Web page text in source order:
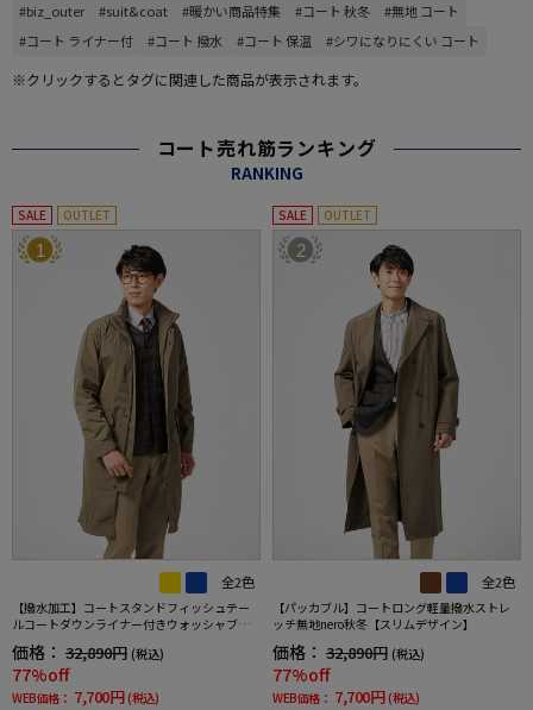
#biz_outer #suit&coat #暖かい商品特集 #コート 秋冬
#無地 コート
#コート ライナー付
#コート 撥水 #コート 保温 #シワになりにくい コート
※クリックするとタグに関連した商品が表示されます。
コート売れ筋ランキング
RANKING
SALE OUTLET
1
全2色
【撥水加工】コートスタンドフィッシュテー
ルコートダウンライナー付きウォッシャブル
無地nero秋冬【スリムデザイン】
価格： 32,890円 (税込)
77%off
WEB価格： 7,700円 (税込)
SALE OUTLET
2
全2色
【パッカブル】コートロング軽量撥水ストレ
ッチ無地nero秋冬【スリムデザイン】
価格： 32,890円 (税込)
77%off
WEB価格： 7,700円 (税込)